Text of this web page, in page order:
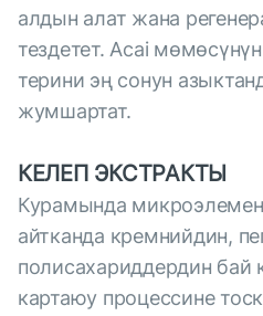
алдын алат жана
тездетет. Acai
терини эң сонун
жумшартат.
КЕЛЕП ЭКСТРАКТЫ
Курамында
айтканда кремнийдин,
полисахариддердин бай
картаюу процессине